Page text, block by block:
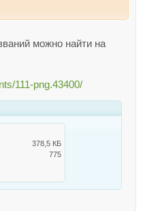
можно найти на
111-png.43400/
378,5 КБ
775